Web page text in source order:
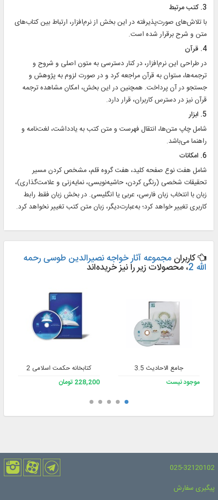
3. كتب مرتبط
با تلاش‌هاى صورت‌پذيرفته در اين بخش از نرم‌افزار، ارتباط بين كتاب‌هاى
متن و شرح برقرار شده است.
4. قرآن
در طراحى اين نرم‌افزار، در كنار دسترسى به متون اصلى و شروح و
ترجمه‌ها، مى‏توان به قرآن مراجعه کرد و در صورت لزوم به پژوهش و
جستجو در آن پرداخت. همچنين در اين بخش، امكان مشاهده ترجمه
قرآن نيز در دسترس كاربران، قرار دارد.‏
5. ابزار
شامل چاپ متن‌ها، انتقال فهرست و متن كتب به يادداشت، لغت‌نامه و
راهنما می‌باشد.
6. امكانات
شامل هفت نوع صفحه كليد، هفت گروه قلم‏، مشخص كردن مسير
تحقيقات شخصى (رنگى كردن، حاشيه‌نويسى، نمايه‌زنى و علامت‌گذارى)،
زبان با انتخاب زبان فارسى، عربى يا انگليسى. در بخش زبان فقط رابط
كاربرى تغيير خواهد كرد؛ به‌عبارت‌ديگر، زبان متن كتب تغيير نخواهد كرد.
کاربران مجموعه آثار خواجه نصیرالدین طوسی رحمه
الله 2 ، محصولات زیر را نیز خریده‌اند
جامع الاحادیث 3.5
موجود نیست
کتابخانه حکمت اسلامی 2
228,200 تومان
025-32120102
پیگیری سفارش